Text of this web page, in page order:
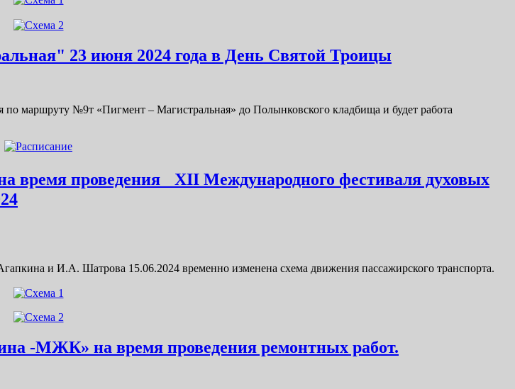
23 июня 2024 года в День Святой Троицы
маршруту №9т «Пигмент – Магистральная» до Полынковского кладбища и будет работа
время проведения XII Международного фестиваля духовых
и И.А. Шатрова 15.06.2024 временно изменена схема движения пассажирского транспорта.
-МЖК» на время проведения ремонтных работ.